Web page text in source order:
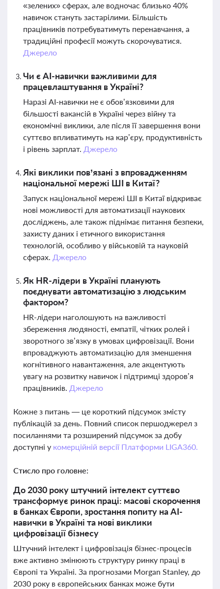
«зелених» сферах, але водночас близько 40%
навичок стануть застарілими. Більшість
працівників потребуватимуть перенавчання, а
традиційні професії можуть скорочуватися.
Джерело
Чи є AI-навички важливими для
працевлаштування в Україні?
Наразі AI-навички не є обов’язковими для
більшості вакансій в Україні через війну та
економічні виклики, але після її завершення вони
суттєво впливатимуть на кар’єру, продуктивність
і рівень зарплат. Джерело
Які виклики пов’язані з впровадженням
національної мережі ШІ в Китаї?
Запуск національної мережі ШІ в Китаї відкриває
нові можливості для автоматизації наукових
досліджень, але також піднімає питання безпеки,
захисту даних і етичного використання
технологій, особливо у військовій та науковій
сферах. Джерело
Як HR-лідери в Україні планують
поєднувати автоматизацію з людським
фактором?
HR-лідери наголошують на важливості
збереження людяності, емпатії, чітких ролей і
зворотного зв’язку в умовах цифровізації. Вони
впроваджують автоматизацію для зменшення
когнітивного навантаження, але акцентують
увагу на розвитку навичок і підтримці здоров’я
працівників. Джерело
Кожне з питань — це короткий підсумок змісту
публікацій за день. Повний список першоджерел з
посиланнями та розширений підсумок за добу
доступні у комерційній версії Платформи LIGA360.
Стисло про головне:
До 2030 року штучний інтелект суттєво
трансформує ринок праці: масові скорочення
в банках Європи, зростання попиту на AI-
навички в Україні та нові виклики
цифровізації бізнесу
Штучний інтелект і цифровізація бізнес-процесів
вже активно змінюють структуру ринку праці в
Європі та Україні. За прогнозами Morgan Stanley, до
2030 року в європейських банках може бути